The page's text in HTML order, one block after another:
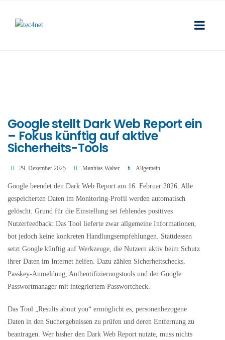
Google stellt Dark Web Report ein
– Fokus künftig auf aktive
Sicherheits-Tools
29. Dezember 2025 Matthias Walter Allgemein
Google beendet den Dark Web Report am 16. Februar 2026. Alle
gespeicherten Daten im Monitoring-Profil werden automatisch
gelöscht. Grund für die Einstellung sei fehlendes positives
Nutzerfeedback: Das Tool lieferte zwar allgemeine Informationen,
bot jedoch keine konkreten Handlungsempfehlungen. Stattdessen
setzt Google künftig auf Werkzeuge, die Nutzern aktiv beim Schutz
ihrer Daten im Internet helfen. Dazu zählen Sicherheitschecks,
Passkey-Anmeldung, Authentifizierungstools und der Google
Passwortmanager mit integriertem Passwortcheck.
Das Tool „Results about you“ ermöglicht es, personenbezogene
Daten in den Suchergebnissen zu prüfen und deren Entfernung zu
beantragen. Wer bisher den Dark Web Report nutzte, muss nichts